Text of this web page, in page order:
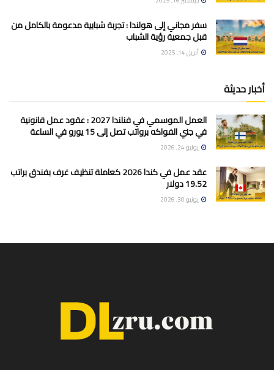
سفر مجاني إلى هولندا : تجربة شبابية مدعومة بالكامل من
قبل جمعية رؤية الشباب
أبريل 14, 2025
أخبار حديثة
العمل الموسمي في فنلندا 2027 : عقود عمل قانونية
في جني الفواكه برواتب تصل إلى 15 يورو في الساعة
يوليو 24, 2026
عقد عمل في كندا 2026 كعاملة تنظيف غرف بفندق براتب
19.52 دولار
يونيو 30, 2026